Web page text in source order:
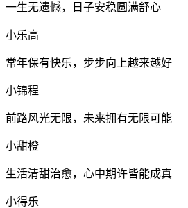
一生无遗憾，日子安稳圆满舒心
小乐高
常年保有快乐，步步向上越来越好
小锦程
前路风光无限，未来拥有无限可能
小甜橙
生活清甜治愈，心中期许皆能成真
小得乐